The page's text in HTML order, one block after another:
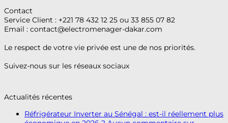
Contact
Service Client : +221 78 432 12 25 ou 33 855 07 82
Email : contact@electromenager-dakar.com
Le respect de votre vie privée est une de nos priorités.
Suivez-nous sur les réseaux sociaux
Actualités récentes
Réfrigérateur Inverter au Sénégal : est-il réellement plus